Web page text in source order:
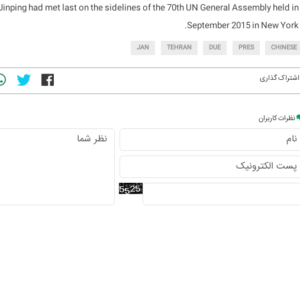
had met last on the sidelines of the 70th UN General Assembly held in
September 2015 in New York.
CHINESE
PRES
DUE
TEHRAN
JAN
اشتراک گذاری
نظرات کاربران